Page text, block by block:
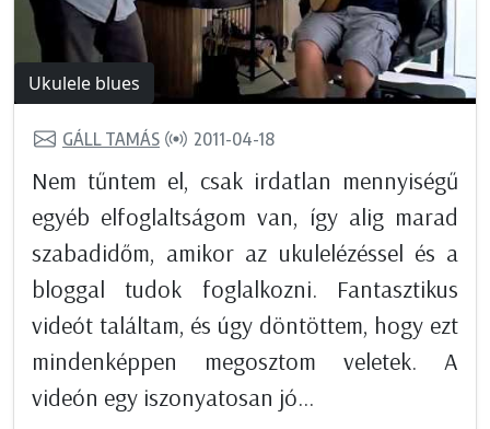
Ukulele blues
GÁLL TAMÁS 2011-04-18
Nem tűntem el, csak irdatlan mennyiségű
egyéb elfoglaltságom van, így alig marad
szabadidőm, amikor az ukulelézéssel és a
bloggal tudok foglalkozni. Fantasztikus
videót találtam, és úgy döntöttem, hogy ezt
mindenképpen megosztom veletek. A
videón egy iszonyatosan jó...